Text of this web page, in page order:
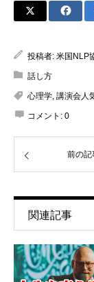
投稿者: 米国NLP
話し方
心理学, 講演会人
コメント: 0
前の記
関連記事